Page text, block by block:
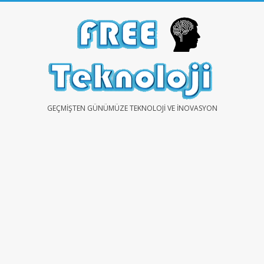
FREEGEÇMIŞTEN GÜNÜMÜZE TEKNOLOJI VE İNOVASYON